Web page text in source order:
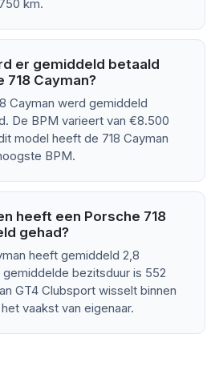
km.
er gemiddeld betaald
Cayman?
Cayman werd gemiddeld
De BPM varieert van €8.500
model heeft de 718 Cayman
BPM.
heeft een Porsche 718
gehad?
heeft gemiddeld 2,8
bezitsduur is 552
GT4 Clubsport wisselt binnen
vaakst van eigenaar.